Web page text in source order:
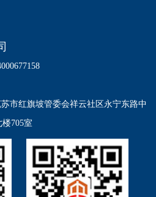
市红旗坡管委会祥云社区永宁东路中
705室